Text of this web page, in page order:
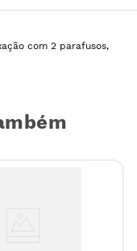
com 2 parafusos,